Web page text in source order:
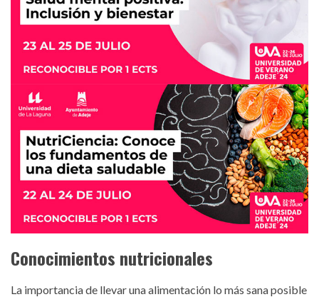
Conocimientos nutricionales
La importancia de llevar una alimentación lo más sana posible